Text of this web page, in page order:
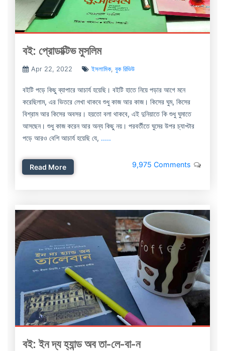
HOME
বই: প্রোডাক্টিভ মুসলিম
Apr 22, 2022 ইসলামিক, বুক রিভিউ
বইটি পড়ে কিছু ব্যাপারে আচার্য হয়েছি। বইটি হাতে নিয়ে পড়ার আগে মনে
করেছিলাম, এর ভিতরে লেখা থাকবে শুধু কাজ আর কাজ। কিসের ঘুম, কিসের
বিশ্রাম আর কিসের অবসর। হয়তো বলা থাকবে, এই দুনিয়াতে কি শুধু ঘুমাতে
আসছেন। শুধু কাজ করেন আর অন্য কিছু নয়। পরবর্তীতে ঘুমের উপর চ্যাপ্টার
পড়ে আরও বেশি আচার্য হয়েছি যে, .....
Read More 9,975 Comments
বই: ইন দ্য হ্যান্ড অব তা-লে-বা-ন